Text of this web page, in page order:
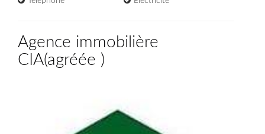
Agence immobilière
CIA(agréée )